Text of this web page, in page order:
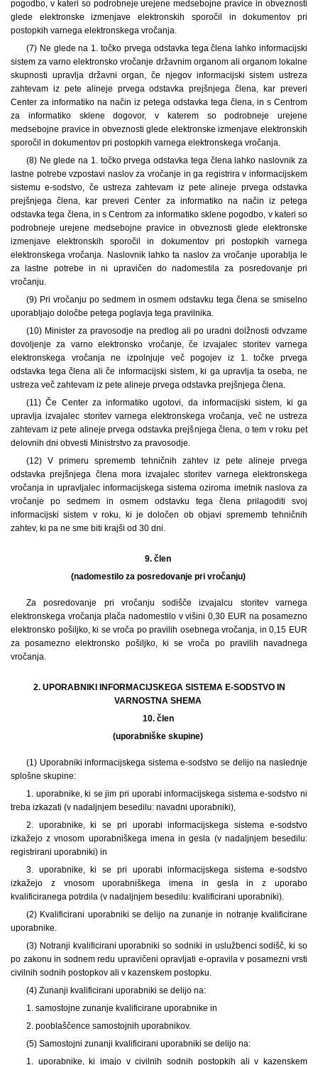
pogodbo, v kateri so podrobneje urejene medsebojne pravice in obveznosti
glede elektronske izmenjave elektronskih sporočil in dokumentov pri
postopkih varnega elektronskega vročanja.
(7) Ne glede na 1. točko prvega odstavka tega člena lahko informacijski
sistem za varno elektronsko vročanje državnim organom ali organom lokalne
skupnosti upravlja državni organ, če njegov informacijski sistem ustreza
zahtevam iz pete alineje prvega odstavka prejšnjega člena, kar preveri
Center za informatiko na način iz petega odstavka tega člena, in s Centrom
za informatiko sklene dogovor, v katerem so podrobneje urejene
medsebojne pravice in obveznosti glede elektronske izmenjave elektronskih
sporočil in dokumentov pri postopkih varnega elektronskega vročanja.
(8) Ne glede na 1. točko prvega odstavka tega člena lahko naslovnik za
lastne potrebe vzpostavi naslov za vročanje in ga registrira v informacijskem
sistemu e-sodstvo, če ustreza zahtevam iz pete alineje prvega odstavka
prejšnjega člena, kar preveri Center za informatiko na način iz petega
odstavka tega člena, in s Centrom za informatiko sklene pogodbo, v kateri so
podrobneje urejene medsebojne pravice in obveznosti glede elektronske
izmenjave elektronskih sporočil in dokumentov pri postopkih varnega
elektronskega vročanja. Naslovnik lahko ta naslov za vročanje uporablja le
za lastne potrebe in ni upravičen do nadomestila za posredovanje pri
vročanju.
(9) Pri vročanju po sedmem in osmem odstavku tega člena se smiselno
uporabljajo določbe petega poglavja tega pravilnika.
(10) Minister za pravosodje na predlog ali po uradni dolžnosti odvzame
dovoljenje za varno elektronsko vročanje, če izvajalec storitev varnega
elektronskega vročanja ne izpolnjuje več pogojev iz 1. točke prvega
odstavka tega člena ali če informacijski sistem, ki ga upravlja ta oseba, ne
ustreza več zahtevam iz pete alineje prvega odstavka prejšnjega člena.
(11) Če Center za informatiko ugotovi, da informacijski sistem, ki ga
upravlja izvajalec storitev varnega elektronskega vročanja, več ne ustreza
zahtevam iz pete alineje prvega odstavka prejšnjega člena, o tem v roku pet
delovnih dni obvesti Ministrstvo za pravosodje.
(12) V primeru sprememb tehničnih zahtev iz pete alineje prvega
odstavka prejšnjega člena mora izvajalec storitev varnega elektronskega
vročanja in upravljalec informacijskega sistema oziroma imetnik naslova za
vročanje po sedmem in osmem odstavku tega člena prilagoditi svoj
informacijski sistem v roku, ki je določen ob objavi sprememb tehničnih
zahtev, ki pa ne sme biti krajši od 30 dni.
9. člen
(nadomestilo za posredovanje pri vročanju)
Za posredovanje pri vročanju sodišče izvajalcu storitev varnega
elektronskega vročanja plača nadomestilo v višini 0,30 EUR na posamezno
elektronsko pošiljko, ki se vroča po pravilih osebnega vročanja, in 0,15 EUR
za posamezno elektronsko pošiljko, ki se vroča po pravilih navadnega
vročanja.
2. UPORABNIKI INFORMACIJSKEGA SISTEMA E-SODSTVO IN
VARNOSTNA SHEMA
10. člen
(uporabniške skupine)
(1) Uporabniki informacijskega sistema e-sodstvo se delijo na naslednje
splošne skupine:
1. uporabnike, ki se jim pri uporabi informacijskega sistema e-sodstvo ni
treba izkazati (v nadaljnjem besedilu: navadni uporabniki),
2. uporabnike, ki se pri uporabi informacijskega sistema e-sodstvo
izkažejo z vnosom uporabniškega imena in gesla (v nadaljnjem besedilu:
registrirani uporabniki) in
3. uporabnike, ki se pri uporabi informacijskega sistema e-sodstvo
izkažejo z vnosom uporabniškega imena in gesla in z uporabo
kvalificiranega potrdila (v nadaljnjem besedilu: kvalificirani uporabniki).
(2) Kvalificirani uporabniki se delijo na zunanje in notranje kvalificirane
uporabnike.
(3) Notranji kvalificirani uporabniki so sodniki in uslužbenci sodišč, ki so
po zakonu in sodnem redu upravičeni opravljati e-opravila v posamezni vrsti
civilnih sodnih postopkov ali v kazenskem postopku.
(4) Zunanji kvalificirani uporabniki se delijo na:
1. samostojne zunanje kvalificirane uporabnike in
2. pooblaščence samostojnih uporabnikov.
(5) Samostojni zunanji kvalificirani uporabniki se delijo na:
1. uporabnike, ki imajo v civilnih sodnih postopkih ali v kazenskem